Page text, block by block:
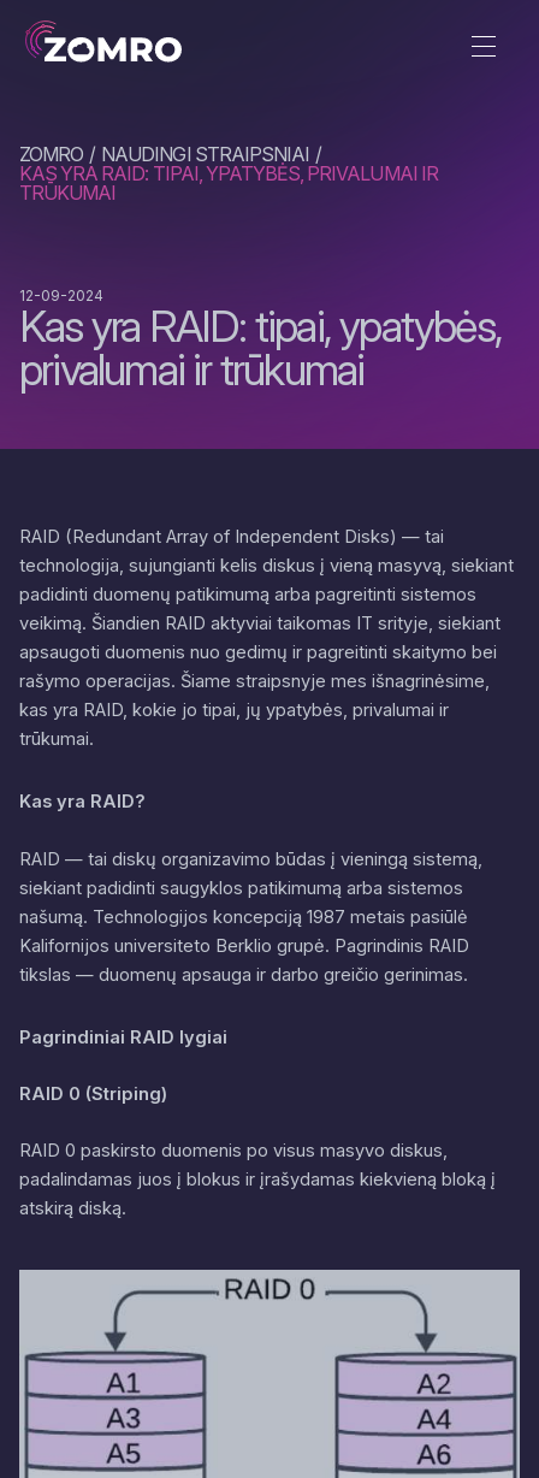
ZOMRO
NAUDINGI STRAIPSNIAI
KAS YRA RAID: TIPAI, YPATYBĖS, PRIVALUMAI IR
TRŪKUMAI
Kas yra RAID: tipai, ypatybės,
privalumai ir trūkumai
12-09-2024
RAID (Redundant Array of Independent Disks) — tai
technologija, sujungianti kelis diskus į vieną masyvą, siekiant
padidinti duomenų patikimumą arba pagreitinti sistemos
veikimą. Šiandien RAID aktyviai taikomas IT srityje, siekiant
apsaugoti duomenis nuo gedimų ir pagreitinti skaitymo bei
rašymo operacijas. Šiame straipsnyje mes išnagrinėsime,
kas yra RAID, kokie jo tipai, jų ypatybės, privalumai ir
trūkumai.
Kas yra RAID?
RAID — tai diskų organizavimo būdas į vieningą sistemą,
siekiant padidinti saugyklos patikimumą arba sistemos
našumą. Technologijos koncepciją 1987 metais pasiūlė
Kalifornijos universiteto Berklio grupė. Pagrindinis RAID
tikslas — duomenų apsauga ir darbo greičio gerinimas.
Pagrindiniai RAID lygiai
RAID 0 (Striping)
RAID 0 paskirsto duomenis po visus masyvo diskus,
padalindamas juos į blokus ir įrašydamas kiekvieną bloką į
atskirą diską.